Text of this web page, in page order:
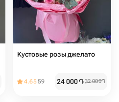
Кустовые розы джелато
4.6559 24 000֏32 000֏